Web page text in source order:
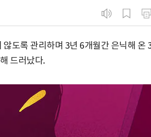
도록 관리하며 3년 6개월간 은닉해 온
드러났다.